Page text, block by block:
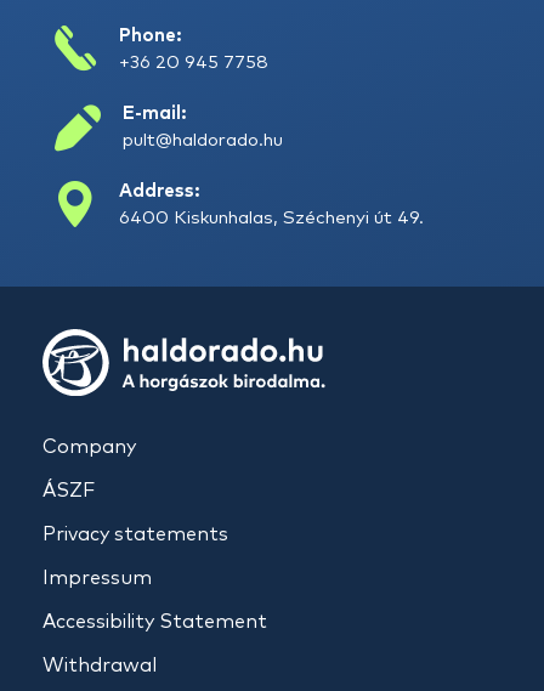
Phone:
+36 20 945 7758
E-mail:
pult@haldorado.hu
Address:
6400 Kiskunhalas, Széchenyi út 49.
Company
ÁSZF
Privacy statements
Impressum
Accessibility Statement
Withdrawal